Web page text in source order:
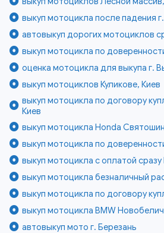
выкуп мотоцикла после падения
автовыкуп дорогих мотоциклов
выкуп мотоцикла по
оценка мотоцикла для выкупа г.
выкуп мотоциклов Куликове, Киев
выкуп мотоцикла по договору
Киев
выкуп мотоцикла Honda
выкуп мотоцикла по
выкуп мотоцикла с оплатой
выкуп мотоцикла безналичный
выкуп мотоцикла по договору
выкуп мотоцикла BMW
автовыкуп мото г. Березань